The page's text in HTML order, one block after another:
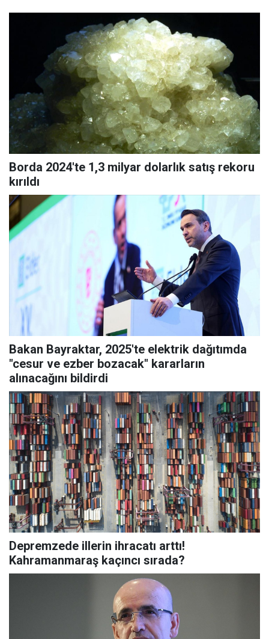
Borda 2024'te 1,3 milyar dolarlık satış rekoru
kırıldı
Bakan Bayraktar, 2025'te elektrik dağıtımda
"cesur ve ezber bozacak" kararların
alınacağını bildirdi
Depremzede illerin ihracatı arttı!
Kahramanmaraş kaçıncı sırada?